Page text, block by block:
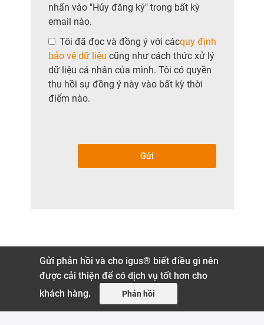
nhấn vào "Hủy đăng ký" trong bất kỳ
email nào.
Tôi đã đọc và đồng ý với cácquy định
bảo vệ dữ liệu cũng như cách thức xử lý
dữ liệu cá nhân của mình. Tôi có quyền
thu hồi sự đồng ý này vào bất kỳ thời
điểm nào.
Gửi
Gửi phản hồi và cho igus® biết điều gì nên
được cải thiện để có dịch vụ tốt hơn cho
khách hàng.
Phản hồi